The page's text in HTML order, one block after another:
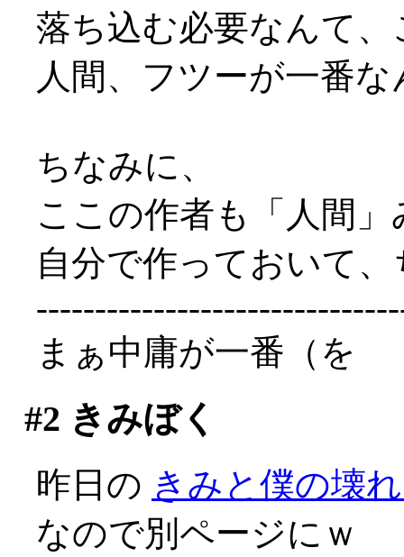
落ち込む必要なんて
人間、フツーが一番
ちなみに、
ここの作者も「人間」
自分で作っておいて
まぁ中庸が一番（を
#2 きみぼく
昨日の きみと僕の壊
なので別ページにｗ